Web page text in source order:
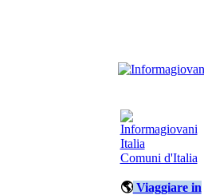
Comuni d'Italia
🌎Viaggiare in